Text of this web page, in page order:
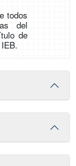
todos
del
de